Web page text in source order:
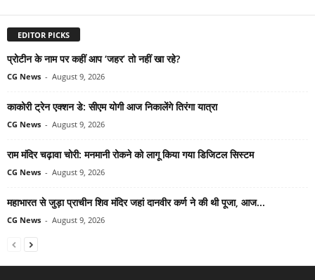
EDITOR PICKS
प्रोटीन के नाम पर कहीं आप ‘जहर’ तो नहीं खा रहे?
CG News - August 9, 2026
काकोरी ट्रेन एक्शन डे: सीएम योगी आज निकालेंगे तिरंगा यात्रा
CG News - August 9, 2026
राम मंदिर चढ़ावा चोरी: मनमानी रोकने को लागू किया गया डिजिटल सिस्टम
CG News - August 9, 2026
महाभारत से जुड़ा प्राचीन शिव मंदिर जहां दानवीर कर्ण ने की थी पूजा, आज...
CG News - August 9, 2026